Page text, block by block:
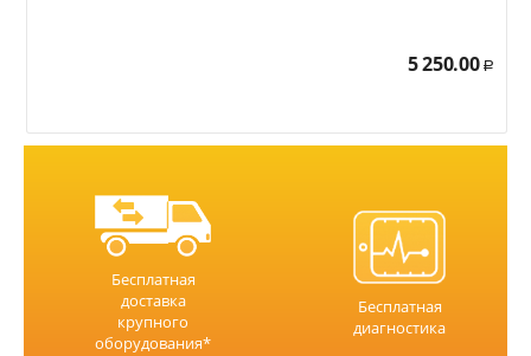
5 250.00 Р
Бесплатная
доставка
крупного
оборудования*
Бесплатная
диагностика